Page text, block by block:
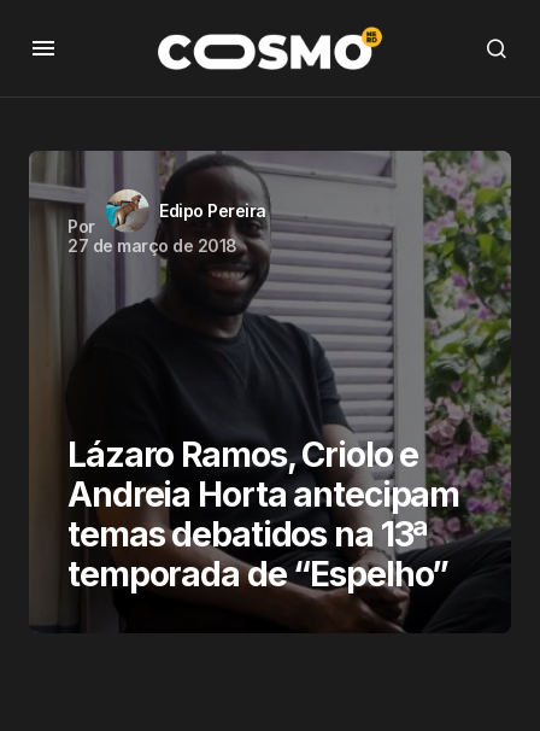
Por
Edipo Pereira
27 de março de 2018
Lázaro Ramos, Criolo e
Andreia Horta antecipam
temas debatidos na 13ª
temporada de “Espelho”